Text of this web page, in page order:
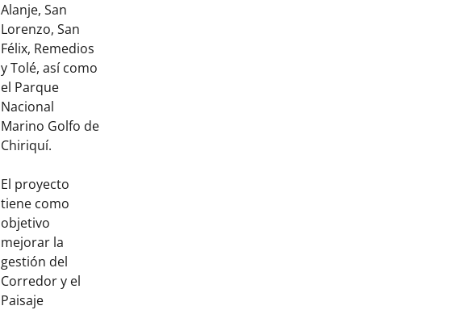
Alanje, San
Lorenzo, San
Félix, Remedios
y Tolé, así como
el Parque
Nacional
Marino Golfo de
Chiriquí.
El proyecto
tiene como
objetivo
mejorar la
gestión del
Corredor y el
Paisaje